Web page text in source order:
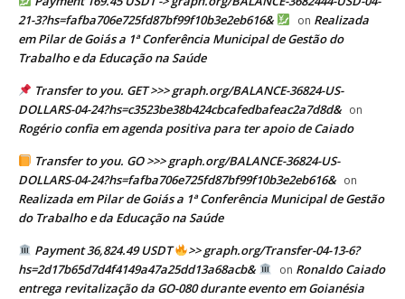
21-3?hs=fafba706e725fd87bf99f10b3e2eb616&
on Realizada
em Pilar de Goiás a 1ª Conferência Municipal de Gestão do
Trabalho e da Educação na Saúde
Transfer to you. GET >>> graph.org/BALANCE-36824-US-
DOLLARS-04-24?hs=c3523be38b424cbcafedbafeac2a7d8d& on
Rogério confia em agenda positiva para ter apoio de Caiado
Transfer to you. GO >>> graph.org/BALANCE-36824-US-
DOLLARS-04-24?hs=fafba706e725fd87bf99f10b3e2eb616& on
Realizada em Pilar de Goiás a 1ª Conferência Municipal de Gestão
do Trabalho e da Educação na Saúde
Payment 36,824.49 USDT
>> graph.org/Transfer-04-13-6?
hs=2d17b65d7d4f4149a47a25dd13a68acb&
on Ronaldo Caiado
entrega revitalização da GO-080 durante evento em Goianésia